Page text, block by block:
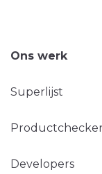
Ons werk
Superlijst
Developers